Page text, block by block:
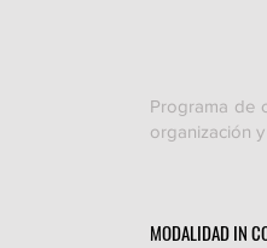
Programa de
organización
MODALIDAD IN